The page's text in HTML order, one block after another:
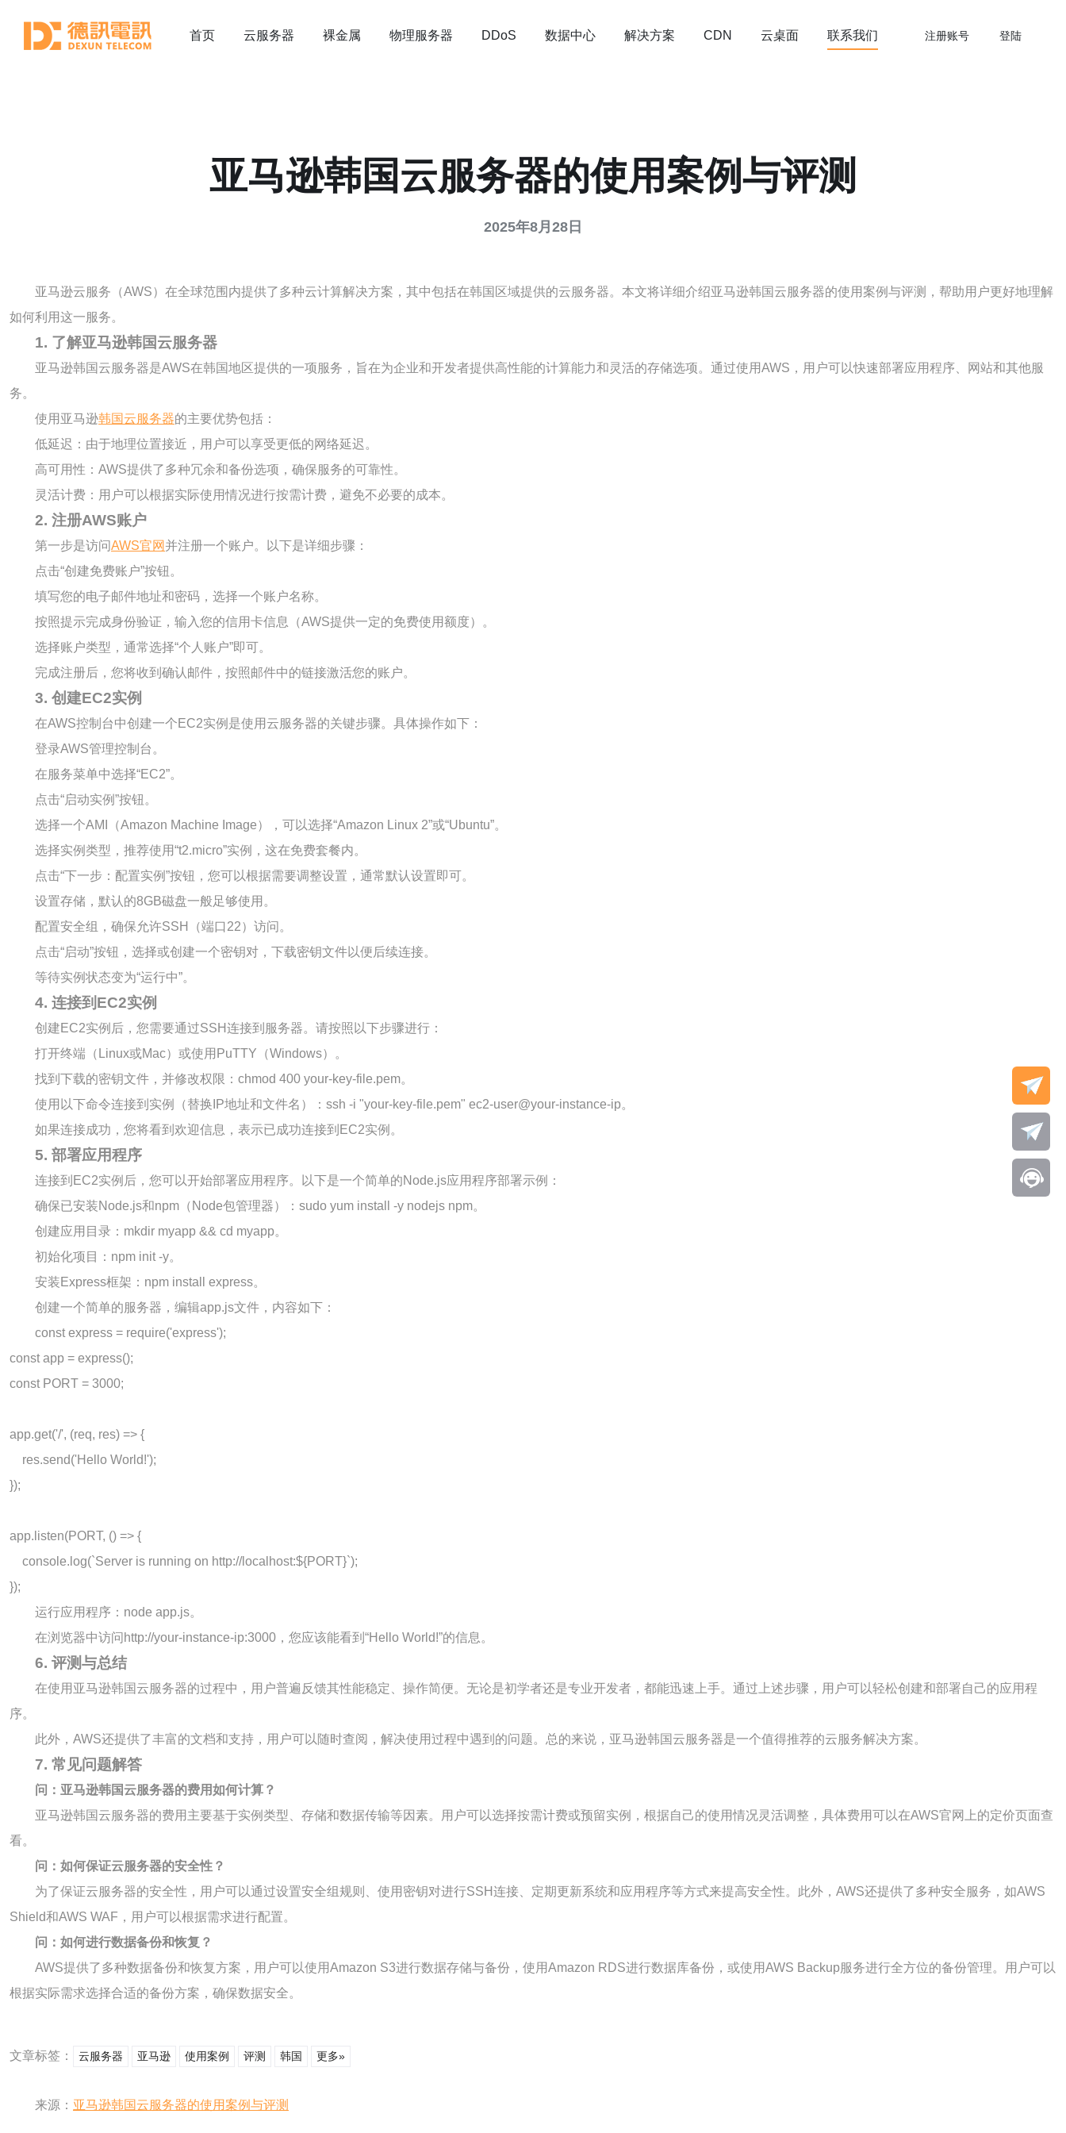
首页 云服务器 裸金属 物理服务器 DDoS 数据中心 解决方案 CDN 云桌面 联系我们 注册账号 登陆
亚马逊韩国云服务器的使用案例与评测
2025年8月28日
亚马逊云服务（AWS）在全球范围内提供了多种云计算解决方案，其中包括在韩国区域提供的云服务器。本文将详细介绍亚马逊韩国云服务器的使用案例与评测，帮助用户更好地理解
如何利用这一服务。
1. 了解亚马逊韩国云服务器
亚马逊韩国云服务器是AWS在韩国地区提供的一项服务，旨在为企业和开发者提供高性能的计算能力和灵活的存储选项。通过使用AWS，用户可以快速部署应用程序、网站和其他服
务。
使用亚马逊韩国云服务器的主要优势包括：
低延迟：由于地理位置接近，用户可以享受更低的网络延迟。
高可用性：AWS提供了多种冗余和备份选项，确保服务的可靠性。
灵活计费：用户可以根据实际使用情况进行按需计费，避免不必要的成本。
2. 注册AWS账户
第一步是访问AWS官网 并注册一个账户。以下是详细步骤：
点击“创建免费账户”按钮。
填写您的电子邮件地址和密码，选择一个账户名称。
按照提示完成身份验证，输入您的信用卡信息（AWS提供一定的免费使用额度）。
选择账户类型，通常选择“个人账户”即可。
完成注册后，您将收到确认邮件，按照邮件中的链接激活您的账户。
3. 创建EC2实例
在AWS控制台中创建一个EC2实例是使用云服务器的关键步骤。具体操作如下：
登录AWS管理控制台。
在服务菜单中选择“EC2”。
点击“启动实例”按钮。
选择一个AMI（Amazon Machine Image），可以选择“Amazon Linux 2”或“Ubuntu”。
选择实例类型，推荐使用“t2.micro”实例，这在免费套餐内。
点击“下一步：配置实例”按钮，您可以根据需要调整设置，通常默认设置即可。
设置存储，默认的8GB磁盘一般足够使用。
配置安全组，确保允许SSH（端口22）访问。
点击“启动”按钮，选择或创建一个密钥对，下载密钥文件以便后续连接。
等待实例状态变为“运行中”。
4. 连接到EC2实例
创建EC2实例后，您需要通过SSH连接到服务器。请按照以下步骤进行：
打开终端（Linux或Mac）或使用PuTTY（Windows）。
找到下载的密钥文件，并修改权限： chmod 400 your-key-file.pem。
使用以下命令连接到实例（替换IP地址和文件名）： ssh -i "your-key-file.pem" ec2-user@your-instance-ip。
如果连接成功，您将看到欢迎信息，表示已成功连接到EC2实例。
5. 部署应用程序
连接到EC2实例后，您可以开始部署应用程序。以下是一个简单的Node.js应用程序部署示例：
确保已安装Node.js和npm（Node包管理器）： sudo yum install -y nodejs npm。
创建应用目录： mkdir myapp && cd myapp。
初始化项目： npm init -y。
安装Express框架： npm install express。
创建一个简单的服务器，编辑app.js文件，内容如下：
const express = require('express');
const app = express();
const PORT = 3000;
app.get('/', (req, res) => {
    res.send('Hello World!');
});
app.listen(PORT, () => {
    console.log(`Server is running on http://localhost:${PORT}`);
运行应用程序： node app.js。
在浏览器中访问 http://your-instance-ip:3000 ，您应该能看到“Hello World!”的信息。
6. 评测与总结
在使用亚马逊韩国云服务器的过程中，用户普遍反馈其性能稳定、操作简便。无论是初学者还是专业开发者，都能迅速上手。通过上述步骤，用户可以轻松创建和部署自己的应用程
序。
此外，AWS还提供了丰富的文档和支持，用户可以随时查阅，解决使用过程中遇到的问题。总的来说，亚马逊韩国云服务器是一个值得推荐的云服务解决方案。
7. 常见问题解答
问：亚马逊韩国云服务器的费用如何计算？
亚马逊韩国云服务器的费用主要基于实例类型、存储和数据传输等因素。用户可以选择按需计费或预留实例，根据自己的使用情况灵活调整，具体费用可以在AWS官网上的定价页面查
看。
问：如何保证云服务器的安全性？
为了保证云服务器的安全性，用户可以通过设置安全组规则、使用密钥对进行SSH连接、定期更新系统和应用程序等方式来提高安全性。此外，AWS还提供了多种安全服务，如AWS
Shield和AWS WAF，用户可以根据需求进行配置。
问：如何进行数据备份和恢复？
AWS提供了多种数据备份和恢复方案，用户可以使用Amazon S3进行数据存储与备份，使用Amazon RDS进行数据库备份，或使用AWS Backup服务进行全方位的备份管理。用户可以
根据实际需求选择合适的备份方案，确保数据安全。
文章标签： 云服务器 亚马逊 使用案例 评测 韩国 更多»
来源： 亚马逊韩国云服务器的使用案例与评测